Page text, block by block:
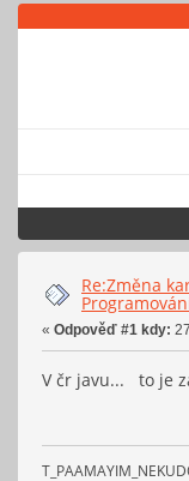
Re:Změna
« Odpověď #1 kdy:
V čr javu... to je